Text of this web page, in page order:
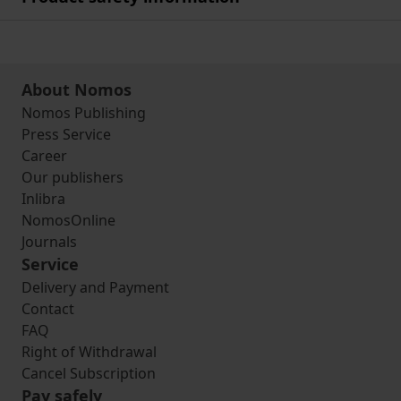
About Nomos
Nomos Publishing
Press Service
Career
Our publishers
Inlibra
NomosOnline
Journals
Service
Delivery and Payment
Contact
FAQ
Right of Withdrawal
Cancel Subscription
Pay safely